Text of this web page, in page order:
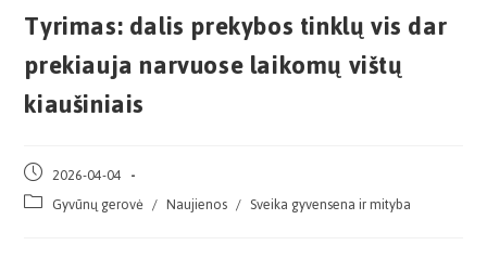
Tyrimas: dalis prekybos tinklų vis dar
prekiauja narvuose laikomų vištų
kiaušiniais
2026-04-04
Gyvūnų gerovė / Naujienos / Sveika gyvensena ir mityba